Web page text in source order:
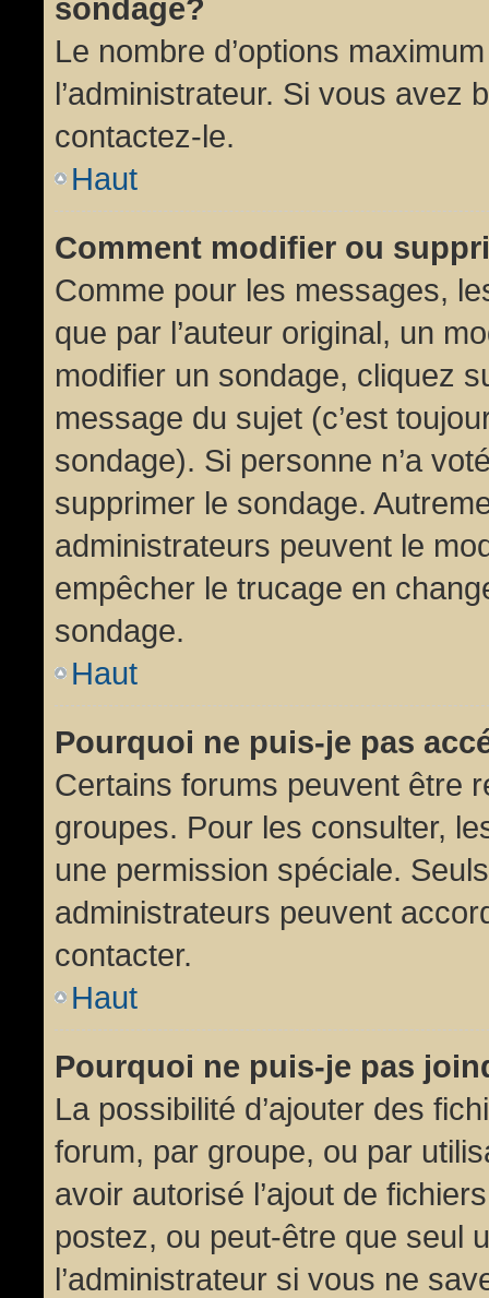
sondage?
Le nombre d’options
l’administrateur. Si vous avez
contactez-le.
Haut
Comment modifier ou
Comme pour les messages,
que par l’auteur original, un
modifier un sondage, cliquez
message du sujet (c’est
sondage). Si personne n’a
supprimer le sondage.
administrateurs peuvent le
empêcher le trucage en
sondage.
Haut
Pourquoi ne puis-je pas
Certains forums peuvent être
groupes. Pour les consulter,
une permission spéciale.
administrateurs peuvent
contacter.
Haut
Pourquoi ne puis-je pas
La possibilité d’ajouter des
forum, par groupe, ou par
avoir autorisé l’ajout de
postez, ou peut-être que seul
l’administrateur si vous ne